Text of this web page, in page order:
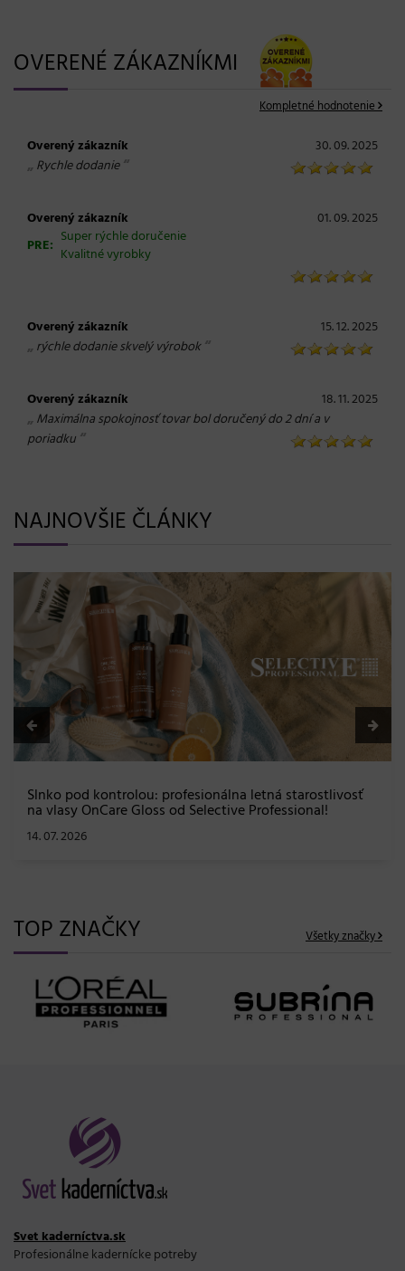
OVERENÉ ZÁKAZNÍKMI
Kompletné hodnotenie
Overený zákazník 30. 09. 2025
„ Rychle dodanie“
Overený zákazník
01. 09. 2025
PRE: Super rýchle doručenie
Kvalitné vyrobky
Overený zákazník 15. 12. 2025
„ rýchle dodanie skvelý výrobok“
Overený zákazník 18. 11. 2025
„ Maximálna spokojnosť tovar bol doručený do 2 dní a v
poriadku “
NAJNOVŠIE ČLÁNKY
letná starostlivosť
Professional!
efekt a maximálna
TOP ZNAČKY Všetky značky
Svet kaderníctva.sk
Profesionálne kadernícke potreby